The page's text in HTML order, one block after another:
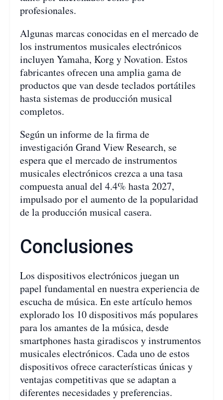
profesionales.
Algunas marcas conocidas en el mercado de
los instrumentos musicales electrónicos
incluyen Yamaha, Korg y Novation. Estos
fabricantes ofrecen una amplia gama de
productos que van desde teclados portátiles
hasta sistemas de producción musical
completos.
Según un informe de la firma de
investigación Grand View Research, se
espera que el mercado de instrumentos
musicales electrónicos crezca a una tasa
compuesta anual del 4.4% hasta 2027,
impulsado por el aumento de la popularidad
de la producción musical casera.
Conclusiones
Los dispositivos electrónicos juegan un
papel fundamental en nuestra experiencia de
escucha de música. En este artículo hemos
explorado los 10 dispositivos más populares
para los amantes de la música, desde
smartphones hasta giradiscos y instrumentos
musicales electrónicos. Cada uno de estos
dispositivos ofrece características únicas y
ventajas competitivas que se adaptan a
diferentes necesidades y preferencias.